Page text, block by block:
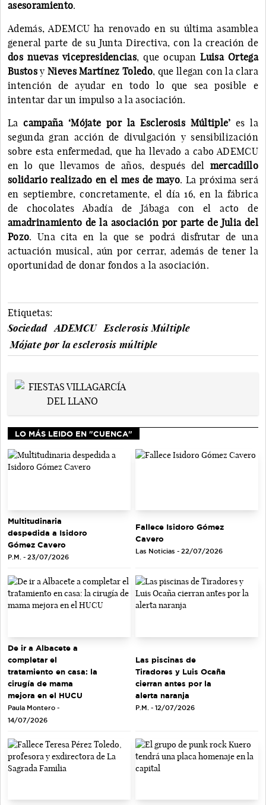
asesoramiento.
Además, ADEMCU ha renovado en su última asamblea
general parte de su Junta Directiva, con la creación de
dos nuevas vicepresidencias, que ocupanLuisa Ortega
Bustosy Nieves Martínez Toledo, que llegan con la clara
intención de ayudar en todo lo que sea posible e
intentar dar un impulso a la asociación.
Lacampaña ‘Mójate por la Esclerosis Múltiple’es la
segunda gran acción de divulgación y sensibilización
sobre esta enfermedad, que ha llevado a cabo ADEMCU
en lo que llevamos de años, después del mercadillo
solidario realizado en el mes de mayo. La próxima será
en septiembre, concretamente, el día 16, en la fábrica
de chocolates Abadía de Jábaga con el acto de
amadrinamiento de la asociación por parte de Julia del
Pozo. Una cita en la que se podrá disfrutar de una
actuación musical, aún por cerrar, además de tener la
oportunidad de donar fondos a la asociación.
Etiquetas:
Sociedad
ADEMCU
Esclerosis Múltiple
Mójate por la esclerosis múltiple
LO MÁS LEIDO EN "CUENCA"
Multitudinaria
despedida a Isidoro
Gómez Cavero
P.M. - 23/07/2026
Fallece Isidoro Gómez
Cavero
Las Noticias - 22/07/2026
De ir a Albacete a
completar el
tratamiento en casa: la
cirugía de mama
mejora en el HUCU
Paula Montero -
14/07/2026
Las piscinas de
Tiradores y Luis Ocaña
cierran antes por la
alerta naranja
P.M. - 12/07/2026